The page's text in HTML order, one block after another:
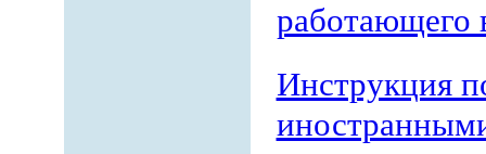
работающего
Инструкция